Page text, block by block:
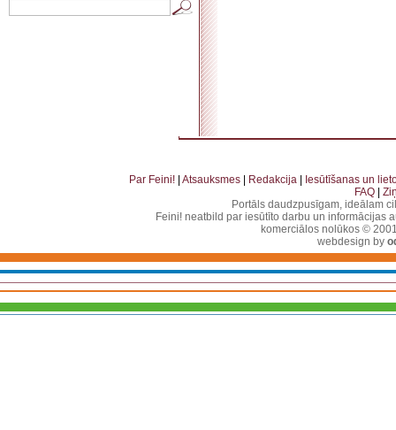
Par Feini! Atsauksmes Redakcija
Iesūtīšanas un
FAQ
Portāls daudzpusīgam, ideālam
Feini! neatbild par iesūtīto darbu un informācijas
komerciālos nolūkos ©
webdesign by